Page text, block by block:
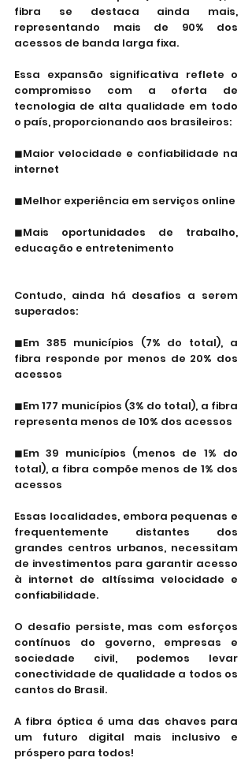
fibra se destaca ainda mais,
representando mais de 90% dos
acessos de banda larga fixa.
Essa expansão significativa reflete o
compromisso com a oferta de
tecnologia de alta qualidade em todo
o país, proporcionando aos brasileiros:
◼Maior velocidade e confiabilidade na
internet
◼Melhor experiência em serviços online
◼Mais oportunidades de trabalho,
educação e entretenimento
Contudo, ainda há desafios a serem
superados:
◼Em 385 municípios (7% do total), a
fibra responde por menos de 20% dos
acessos
◼Em 177 municípios (3% do total), a fibra
representa menos de 10% dos acessos
◼Em 39 municípios (menos de 1% do
total), a fibra compõe menos de 1% dos
acessos
Essas localidades, embora pequenas e
frequentemente distantes dos
grandes centros urbanos, necessitam
de investimentos para garantir acesso
à internet de altíssima velocidade e
confiabilidade.
O desafio persiste, mas com esforços
contínuos do governo, empresas e
sociedade civil, podemos levar
conectividade de qualidade a todos os
cantos do Brasil.
A fibra óptica é uma das chaves para
um futuro digital mais inclusivo e
próspero para todos!